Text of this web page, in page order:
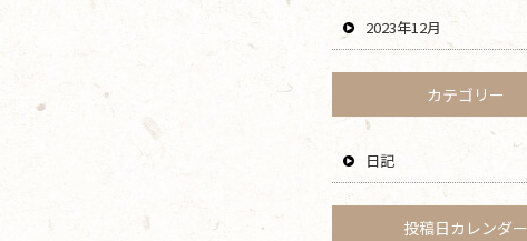
2023年12月
カテゴリー
日記
投稿日カレンダー